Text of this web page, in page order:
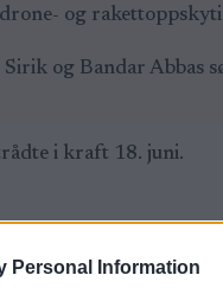
Personal Information
og
og Bandar Abbas
i kraft 18. juni.
skutt både raketter